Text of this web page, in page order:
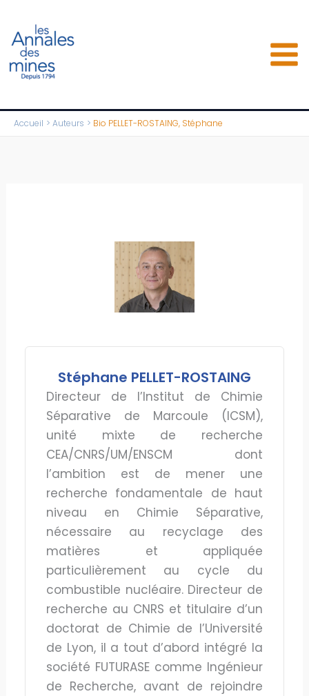
contenu
Accueil Auteurs Bio PELLET-ROSTAING, Stéphane
Stéphane PELLET-ROSTAING
Directeur de l’Institut de Chimie
Séparative de Marcoule (ICSM),
unité mixte de recherche
CEA/CNRS/UM/ENSCM dont
l’ambition est de mener une
recherche fondamentale de haut
niveau en Chimie Séparative,
nécessaire au recyclage des
matières et appliquée
particulièrement au cycle du
combustible nucléaire. Directeur de
recherche au CNRS et titulaire d’un
doctorat de Chimie de l’Université
de Lyon, il a tout d’abord intégré la
société FUTURASE comme Ingénieur
de Recherche, avant de rejoindre